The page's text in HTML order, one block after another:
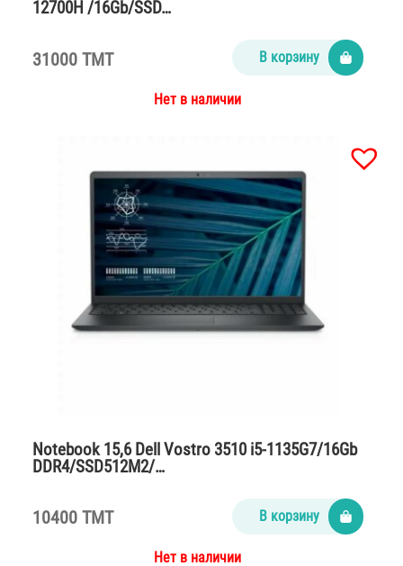
12700H /16Gb/SSD…
31000 TMT В корзину
Нет в наличии
Notebook 15,6 Dell Vostro 3510 i5-1135G7/16Gb
DDR4/SSD512M2/…
10400 TMT В корзину
Нет в наличии